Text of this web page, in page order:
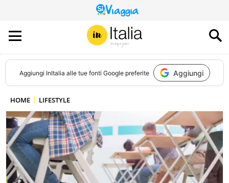
QUESTO
SITO
CONTRIBUISCE
ALL’AUDIENCE
DI
Aggiungi InItalia alle tue fonti Google preferite Aggiungi
HOME LIFESTYLE